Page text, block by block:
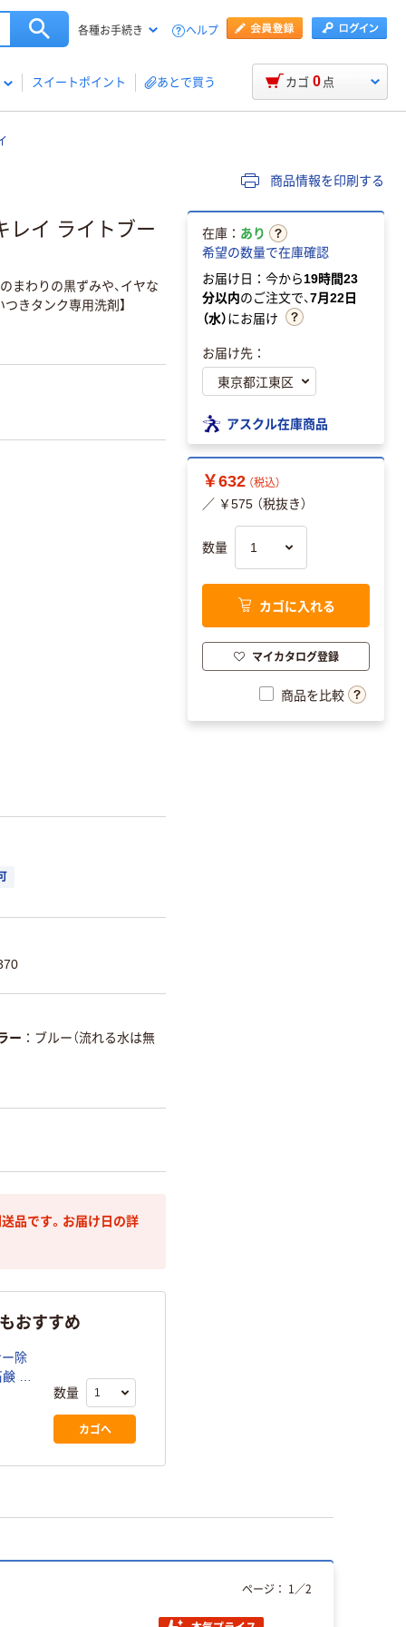
各種お手続き ヘルプ
スイートポイント あとで買う カゴ 0 点
商品情報を印刷する
レイ ライトブー
まわりの黒ずみや、イヤな
きタンク専用洗剤】
ー ブルー（流れる水は無
品です。お届け日の詳
おすすめ
ー除
オ
数量
カゴへ
在庫： あり
希望の数量で在庫確認
お届け日：今から19時間23
分以内のご注文で、7月22日
（水）にお届け
お届け先：
アスクル在庫商品
￥632 （税込）
／ ￥575 （税抜き）
数量
カゴに入れる
マイカタログ登録
商品を比較
ページ： 1 ／2